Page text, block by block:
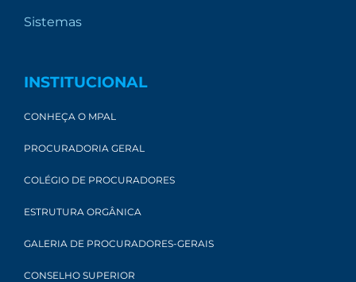
Sistemas
INSTITUCIONAL
CONHEÇA O MPAL
PROCURADORIA GERAL
COLÉGIO DE PROCURADORES
ESTRUTURA ORGÂNICA
GALERIA DE PROCURADORES-GERAIS
CONSELHO SUPERIOR